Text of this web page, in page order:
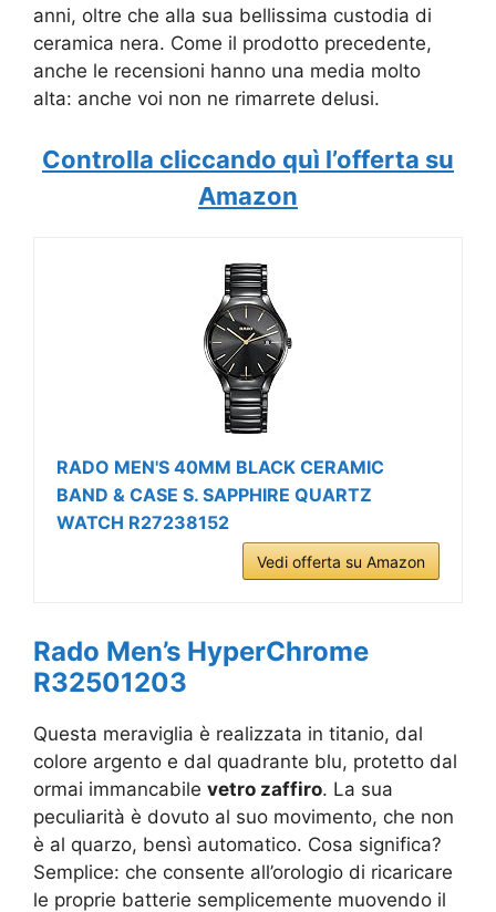
anni, oltre che alla sua bellissima custodia di
ceramica nera. Come il prodotto precedente,
anche le recensioni hanno una media molto
alta: anche voi non ne rimarrete delusi.
Controlla cliccando quì l’offerta su
Amazon
RADO MEN'S 40MM BLACK CERAMIC
BAND & CASE S. SAPPHIRE QUARTZ
WATCH R27238152
Vedi offerta su Amazon
Rado Men’s HyperChrome
R32501203
Questa meraviglia è realizzata in titanio, dal
colore argento e dal quadrante blu, protetto dal
ormai immancabile vetro zaffiro. La sua
peculiarità è dovuto al suo movimento, che non
è al quarzo, bensì automatico. Cosa significa?
Semplice: che consente all’orologio di ricaricare
le proprie batterie semplicemente muovendo il